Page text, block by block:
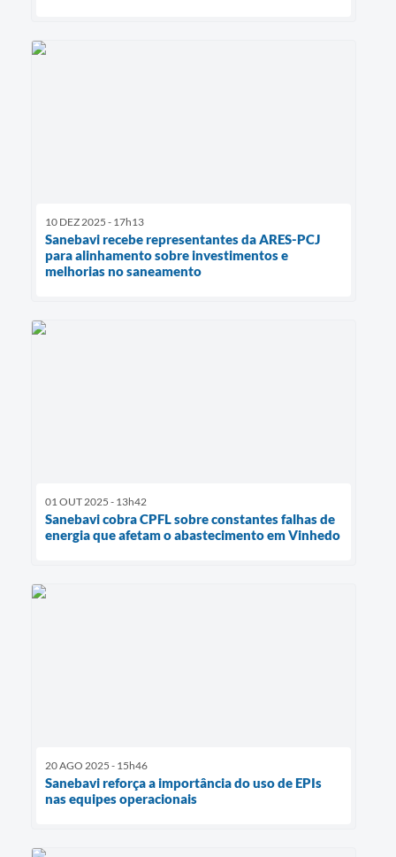
10 DEZ 2025 - 17h13
Sanebavi recebe representantes da ARES-PCJ
para alinhamento sobre investimentos e
melhorias no saneamento
01 OUT 2025 - 13h42
Sanebavi cobra CPFL sobre constantes falhas de
energia que afetam o abastecimento em Vinhedo
20 AGO 2025 - 15h46
Sanebavi reforça a importância do uso de EPIs
nas equipes operacionais